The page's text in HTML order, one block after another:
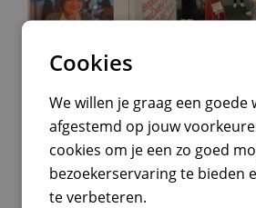
15-05-2026
Tech
NN @DevWorld
Cookies
We willen je graag een goede
afgestemd op jouw
cookies om je een zo goed
bezoekerservaring te bieden
te verbeteren.